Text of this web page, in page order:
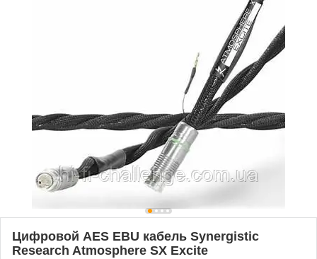
Цифровой AES EBU кабель Synergistic
Research Atmosphere SX Excite